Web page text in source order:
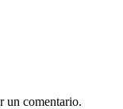
un comentario.